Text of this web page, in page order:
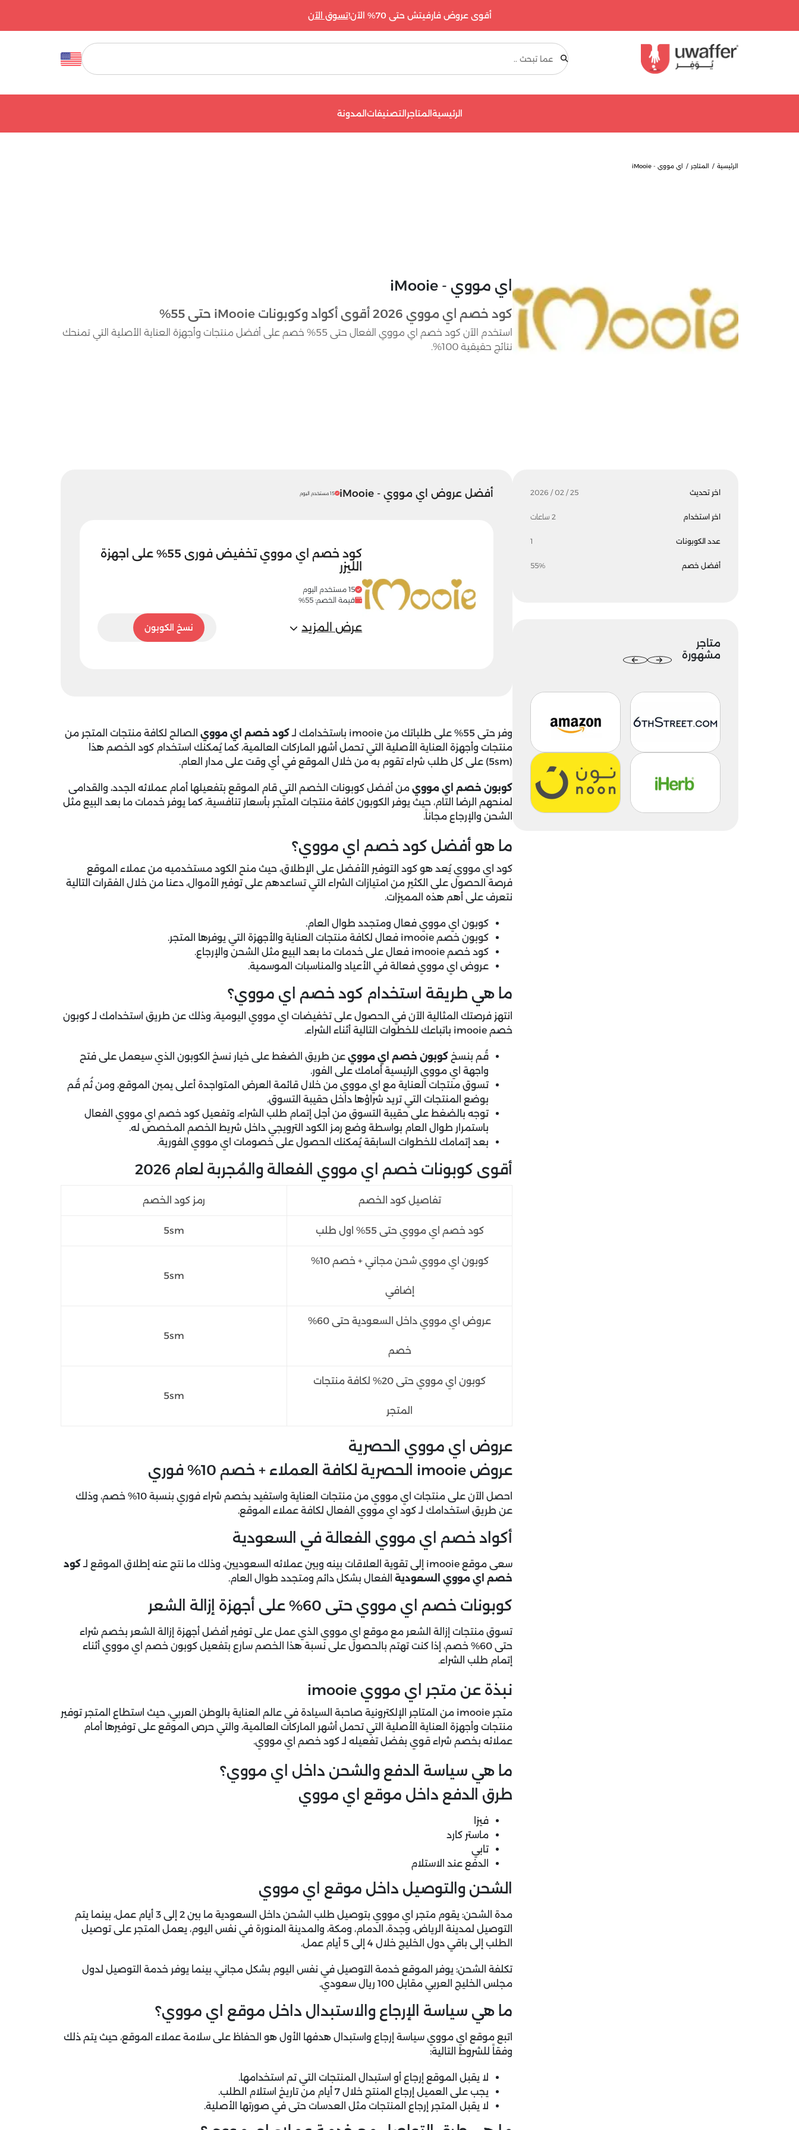
أقوى عروض فارفيتش حتى 70% الآن! تسوق الآن
بحث
الرئيسيةالمتاجرالتصنيفاتالمدونة
الرئيسية المتاجر اي مووي - iMooie
اي مووي - iMooie
كود خصم اي مووي 2026 أقوى أكواد وكوبونات iMooie حتى 55%
استخدم الآن كود خصم اي مووي الفعال حتى 55% خصم على أفضل منتجات وأجهزة العناية الأصلية التي تمنحك
نتائج حقيقية 100%.
اخر تحديث 25 / 02 / 2026
اخر استخدام 2 ساعات
عدد الكوبونات 1
أفضل خصم 55%
متاجر
مشهورة
أفضل عروض اي مووي - iMooie 15 مستخدم اليوم
كود خصم اي مووي تخفيض فورى 55% على اجهزة
الليزر
15 مستخدم اليوم
قيمة الخصم: 55%
عرض المزيد 5smنسخ الكوبون
وفر حتى 55% على طلباتك من imooie باستخدامك لـ كود خصم اي مووي الصالح لكافة منتجات المتجر من
منتجات وأجهزة العناية الأصلية التي تحمل أشهر الماركات العالمية، كما يُمكنك استخدام كود الخصم هذا
(5sm) على كل طلب شراء تقوم به من خلال الموقع في أي وقت على مدار العام.
كوبون خصم اي مووي من أفضل كوبونات الخصم التي قام الموقع بتفعيلها أمام عملائه الجدد، والقدامى
لمنحهم الرضا التام، حيث يوفر الكوبون كافة منتجات المتجر بأسعار تنافسية، كما يوفر خدمات ما بعد البيع مثل
الشحن والإرجاع مجاناً.
ما هو أفضل كود خصم اي مووي؟
كود اي مووي يُعد هو كود التوفير الأفضل على الإطلاق، حيث منح الكود مستخدميه من عملاء الموقع
فرصة الحصول على الكثير من امتيازات الشراء التي تساعدهم على توفير الأموال، دعنا من خلال الفقرات التالية
نتعرف على أهم هذه المميزات.
كوبون اي مووي فعال ومتجدد طوال العام.
كوبون خصم imooie فعال لكافة منتجات العناية والأجهزة التي يوفرها المتجر.
كود خصم imooie فعال على خدمات ما بعد البيع مثل الشحن والإرجاع.
عروض اي مووي فعالة في الأعياد والمناسبات الموسمية.
ما هي طريقة استخدام كود خصم اي مووي؟
انتهز فرصتك المثالية الآن في الحصول على تخفيضات اي مووي اليومية، وذلك عن طريق استخدامك لـ كوبون
خصم imooie باتباعك للخطوات التالية أثناء الشراء.
قُم بنسخ كوبون خصم اي مووي عن طريق الضغط على خيار نسخ الكوبون الذي سيعمل على فتح
واجهة اي مووي الرئيسية أمامك على الفور.
تسوق منتجات العناية مع اي مووي من خلال قائمة العرض المتواجدة أعلى يمين الموقع، ومن ثُم قُم
بوضع المنتجات التي تريد شراؤها داخل حقيبة التسوق.
توجه بالضغط على حقيبة التسوق من أجل إتمام طلب الشراء، وتفعيل كود خصم اي مووي الفعال
باستمرار طوال العام بواسطة وضع رمز الكود الترويجي داخل شريط الخصم المخصص له.
بعد إتمامك للخطوات السابقة يُمكنك الحصول على خصومات اي مووي الفورية.
أقوى كوبونات خصم اي مووي الفعالة والمُجربة لعام 2026
تفاصيل كود الخصم رمز كود الخصم
كود خصم اي مووي حتى 55% اول طلب 5sm
كوبون اي مووي شحن مجاني + خصم 10%
إضافي
5sm
عروض اي مووي داخل السعودية حتى 60%
خصم
5sm
كوبون اي مووي حتى 20% لكافة منتجات
المتجر
5sm
عروض اي مووي الحصرية
عروض imooie الحصرية لكافة العملاء + خصم 10% فوري
احصل الآن على منتجات اي مووي من منتجات العناية واستفيد بخصم شراء فوري بنسبة 10% خصم، وذلك
عن طريق استخدامك لـ كود اي مووي الفعال لكافة عملاء الموقع.
أكواد خصم اي مووي الفعالة في السعودية
سعى موقع imooie إلى تقوية العلاقات بينه وبين عملائه السعوديين، وذلك ما نتج عنه إطلاق الموقع لـ
كود
خصم اي مووي السعودية الفعال بشكل دائم ومتجدد طوال العام.
كوبونات خصم اي مووي حتى 60% على أجهزة إزالة الشعر
تسوق منتجات إزالة الشعر مع موقع اي مووي الذي عمل على توفير أفضل أجهزة إزالة الشعر بخصم شراء
حتى 60% خصم، إذا كنت تهتم بالحصول على نسبة هذا الخصم سارع بتفعيل كوبون خصم اي مووي أثناء
إتمام طلب الشراء.
نبذة عن متجر اي مووي imooie
متجر imooie من المتاجر الإلكترونية صاحبة السيادة في عالم العناية بالوطن العربي، حيث استطاع المتجر توفير
منتجات وأجهزة العناية الأصلية التي تحمل أشهر الماركات العالمية، والتي حرص الموقع على توفيرها أمام
عملائه بخصم شراء قوي بفضل تفعيله لـ كود خصم اي مووي.
ما هي سياسة الدفع والشحن داخل اي مووي؟
طرق الدفع داخل موقع اي مووي
فيزا
ماستر كارد
تابي
الدفع عند الاستلام
الشحن والتوصيل داخل موقع اي مووي
مدة الشحن: يقوم متجر اي مووي بتوصيل طلب الشحن داخل السعودية ما بين 2 إلى 3 أيام عمل، بينما يتم
التوصيل لمدينة الرياض، وجدة، الدمام، ومكة، والمدينة المنورة في نفس اليوم، يعمل المتجر على توصيل
الطلب إلى باقي دول الخليج خلال 4 إلى 5 أيام عمل.
تكلفة الشحن: يوفر الموقع خدمة التوصيل في نفس اليوم بشكل مجاني، بينما يوفر خدمة التوصيل لدول
مجلس الخليج العربي مقابل 100 ريال سعودي.
ما هي سياسة الإرجاع والاستبدال داخل موقع اي مووي؟
اتبع موقع اي مووي سياسة إرجاع واستبدال هدفها الأول هو الحفاظ على سلامة عملاء الموقع، حيث يتم ذلك
وفقاً للشروط التالية:
لا يقبل الموقع إرجاع أو استبدال المنتجات التي تم استخدامها.
يجب على العميل إرجاع المنتج خلال 7 أيام من تاريخ استلام الطلب.
لا يقبل المتجر إرجاع المنتجات مثل العدسات حتى في صورتها الأصلية.